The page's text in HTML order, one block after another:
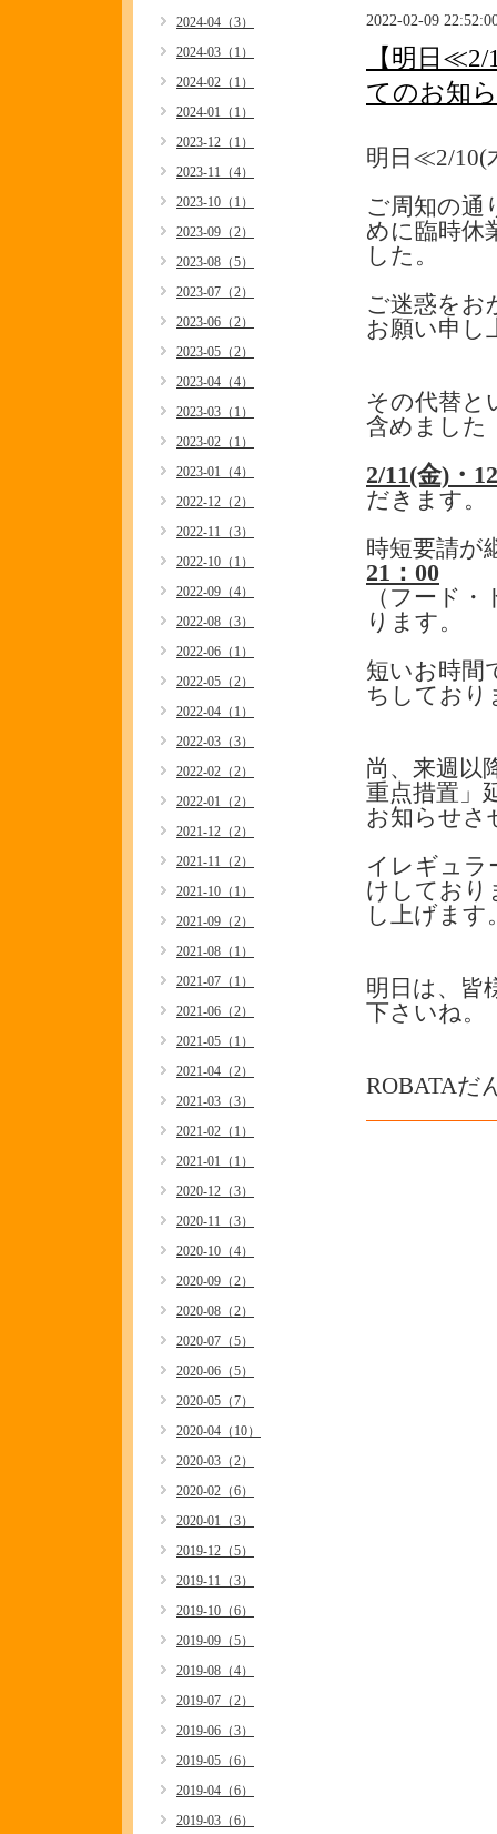
2022-02-09
【明日
てのお知
明日≪2/10(
ご周知の通
めに臨時休
した。
ご迷惑をお
お願い申し
その代替と
含めました
2/11(金)・
だきます。
時短要請
21：00
（フード
ります。
短いお時間
ちしており
尚、来週以
重点措置」
お知らせさ
イレギュラ
けしており
し上げます
明日は、皆
下さいね。
ROBATA
2024-04（3）
2024-03（1）
2024-02（1）
2024-01（1）
2023-12（1）
2023-11（4）
2023-10（1）
2023-09（2）
2023-08（5）
2023-07（2）
2023-06（2）
2023-05（2）
2023-04（4）
2023-03（1）
2023-02（1）
2023-01（4）
2022-12（2）
2022-11（3）
2022-10（1）
2022-09（4）
2022-08（3）
2022-06（1）
2022-05（2）
2022-04（1）
2022-03（3）
2022-02（2）
2022-01（2）
2021-12（2）
2021-11（2）
2021-10（1）
2021-09（2）
2021-08（1）
2021-07（1）
2021-06（2）
2021-05（1）
2021-04（2）
2021-03（3）
2021-02（1）
2021-01（1）
2020-12（3）
2020-11（3）
2020-10（4）
2020-09（2）
2020-08（2）
2020-07（5）
2020-06（5）
2020-05（7）
2020-04（10）
2020-03（2）
2020-02（6）
2020-01（3）
2019-12（5）
2019-11（3）
2019-10（6）
2019-09（5）
2019-08（4）
2019-07（2）
2019-06（3）
2019-05（6）
2019-04（6）
2019-03（6）